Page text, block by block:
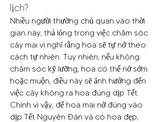
lịch?
Nhiều người thường chủ quan vào thời
gian này, thả lỏng trong việc chăm sóc
cây mai vì nghĩ rằng hoa sẽ tự nở theo
cách tự nhiên. Tuy nhiên, nếu không
chăm sóc kỹ lưỡng, hoa có thể nở sớm
hoặc muộn, điều này sẽ ảnh hưởng đến
việc cây không ra hoa đúng dịp Tết.
Chính vì vậy, để hoa mai nở đúng vào
dịp Tết Nguyên Đán và có hoa đẹp,